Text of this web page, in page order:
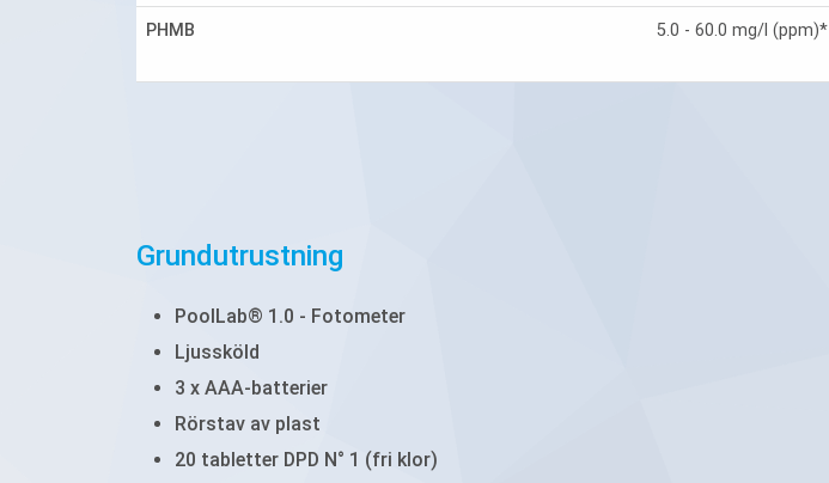
PHMB 5.0 - 60.0 mg/l (ppm)*
Grundutrustning
PoolLab® 1.0 - Fotometer
Ljussköld
3 x AAA-batterier
Rörstav av plast
20 tabletter DPD N° 1 (fri klor)